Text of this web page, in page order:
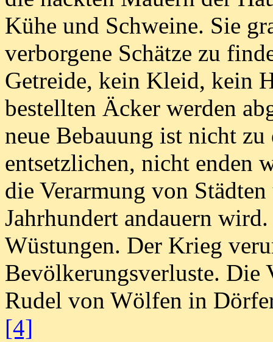
Kühe und Schweine. Sie
verborgene Schätze zu
Getreide, kein Kleid, kein
bestellten Äcker werden
neue Bebauung ist nicht
entsetzlichen, nicht enden
die Verarmung von
Jahrhundert andauern
Wüstungen. Der Krieg
Bevölkerungsverluste. Die
Rudel von Wölfen in
[4]